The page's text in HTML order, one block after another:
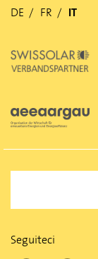
DE FR IT
Seguiteci